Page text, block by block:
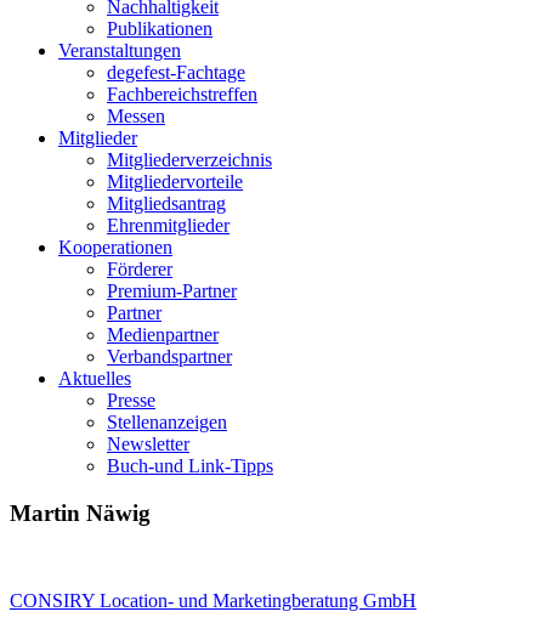
Nachhaltigkeit
Publikationen
Veranstaltungen
degefest-Fachtage
Fachbereichstreffen
Messen
Mitglieder
Mitgliederverzeichnis
Mitgliedervorteile
Mitgliedsantrag
Ehrenmitglieder
Kooperationen
Förderer
Premium-Partner
Partner
Medienpartner
Verbandspartner
Aktuelles
Presse
Stellenanzeigen
Newsletter
Buch-und Link-Tipps
Martin Näwig
CONSIRY Location- und Marketingberatung GmbH